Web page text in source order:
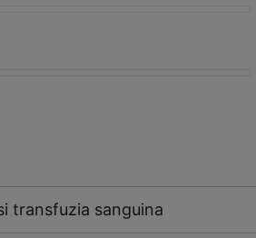
transfuzia sanguina